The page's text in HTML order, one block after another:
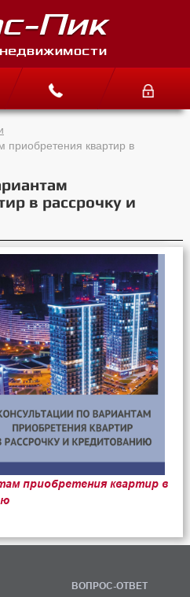
приобретения квартир в
в рассрочку и
приобретения квартир в
ВОПРОС-ОТВЕТ